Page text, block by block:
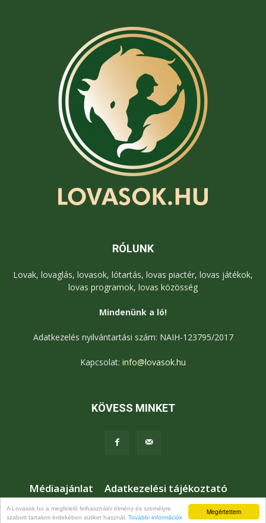
Megértettem
A Lovasok.hu a megfelelő felhasználói élmény és személyre
szabott tartalom érdekében sütiket használ. További információk
RÓLUNK
Lovak, lovaglás, lovasok, lótartás, lovas piactér, lovas játékok,
lovas programok, lovas közösség
Mindenünk a ló!
Adatkezelés nyilvántartási szám: NAIH-123795/2017
Kapcsolat: info@lovasok.hu
KÖVESS MINKET
Médiaajánlat
Adatkezelési tájékoztató
Jogi nyilatkozat
Karrier Kapcsolat